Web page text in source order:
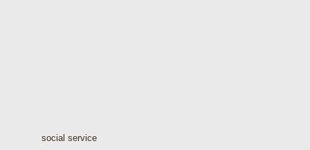
social service